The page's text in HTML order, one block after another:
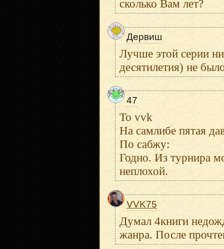
сколько Вам лет?
Дервиш
Лучше этой серии
десятилетия) не
47
To vvk
На самлибе пятая
По сабжу:
Годно. Из турнира
неплохой.
VVK75
Думал 4книги
жанра. После